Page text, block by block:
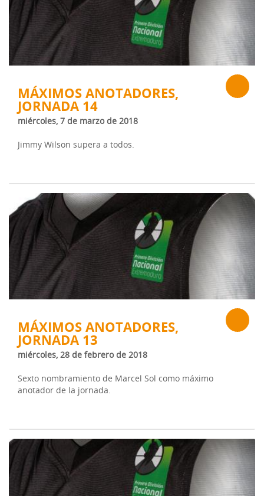
MÁXIMOS ANOTADORES,
JORNADA 14
miércoles, 7 de marzo de 2018
Jimmy Wilson supera a todos.
MÁXIMOS ANOTADORES,
JORNADA 13
miércoles, 28 de febrero de 2018
Sexto nombramiento de Marcel Sol como máximo
anotador de la jornada.